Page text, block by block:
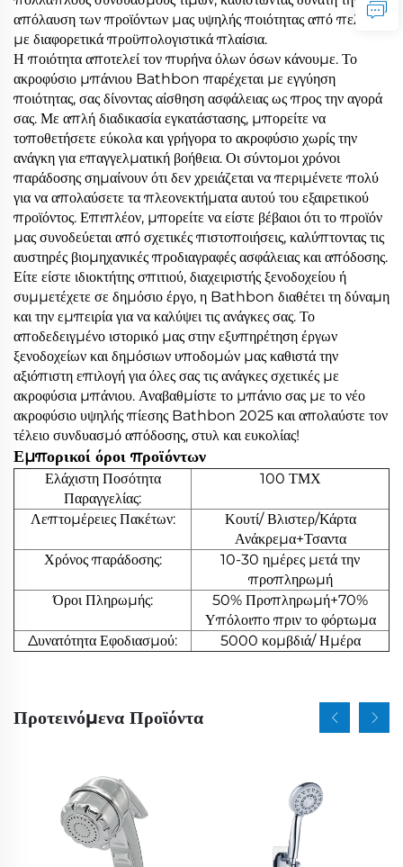
απόλαυση των προϊόντων μας υψηλής ποιότητας από πελάτες
με διαφορετικά προϋπολογιστικά πλαίσια.
Η ποιότητα αποτελεί τον πυρήνα όλων όσων κάνουμε. Το
ακροφύσιο μπάνιου Bathbon παρέχεται με εγγύηση
ποιότητας, σας δίνοντας αίσθηση ασφάλειας ως προς την αγορά
σας. Με απλή διαδικασία εγκατάστασης, μπορείτε να
τοποθετήσετε εύκολα και γρήγορα το ακροφύσιο χωρίς την
ανάγκη για επαγγελματική βοήθεια. Οι σύντομοι χρόνοι
παράδοσης σημαίνουν ότι δεν χρειάζεται να περιμένετε πολύ
για να απολαύσετε τα πλεονεκτήματα αυτού του εξαιρετικού
προϊόντος. Επιπλέον, μπορείτε να είστε βέβαιοι ότι το προϊόν
μας συνοδεύεται από σχετικές πιστοποιήσεις, καλύπτοντας τις
αυστηρές βιομηχανικές προδιαγραφές ασφάλειας και απόδοσης.
Είτε είστε ιδιοκτήτης σπιτιού, διαχειριστής ξενοδοχείου ή
συμμετέχετε σε δημόσιο έργο, η Bathbon διαθέτει τη δύναμη
και την εμπειρία για να καλύψει τις ανάγκες σας. Το
αποδεδειγμένο ιστορικό μας στην εξυπηρέτηση έργων
ξενοδοχείων και δημόσιων υποδομών μας καθιστά την
αξιόπιστη επιλογή για όλες σας τις ανάγκες σχετικές με
ακροφύσια μπάνιου. Αναβαθμίστε το μπάνιο σας με το νέο
ακροφύσιο υψηλής πίεσης Bathbon 2025 και απολαύστε τον
τέλειο συνδυασμό απόδοσης, στυλ και ευκολίας!
Εμπορικοί όροι προϊόντων
Ελάχιστη Ποσότητα
Παραγγελίας:
100 ΤΜΧ
Λεπτομέρειες Πακέτων:
Κουτί/ Βλιστερ/Κάρτα
Ανάκρεμα+Τσαντα
Χρόνος παράδοσης:
10-30 ημέρες μετά την
προπληρωμή
Όροι Πληρωμής:
50% Προπληρωμή+70%
Υπόλοιπο πριν το φόρτωμα
Δυνατότητα Εφοδιασμού:
5000 κομβδιά/ Ημέρα
Προτεινόμενα Προϊόντα